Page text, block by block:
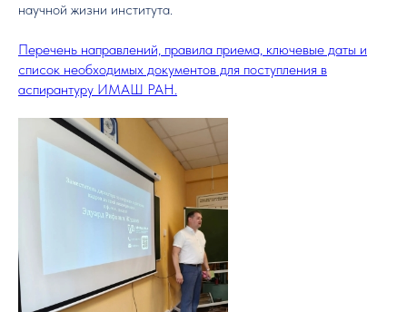
научной жизни института.
Перечень направлений, правила приема, ключевые даты и
список необходимых документов для поступления в
аспирантуру ИМАШ РАН.